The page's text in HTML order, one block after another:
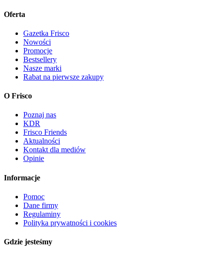
Oferta
Gazetka Frisco
Nowości
Promocje
Bestsellery
Nasze marki
Rabat na pierwsze zakupy
O Frisco
Poznaj nas
KDR
Frisco Friends
Aktualności
Kontakt dla mediów
Opinie
Informacje
Pomoc
Dane firmy
Regulaminy
Polityka prywatności i cookies
Gdzie jesteśmy